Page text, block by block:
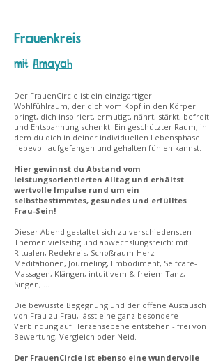
Frauenkreis
mit Amayah
Der FrauenCircle ist ein einzigartiger
Wohlfühlraum, der dich vom Kopf in den Körper
bringt, dich inspiriert, ermutigt, nährt, stärkt, befreit
und Entspannung schenkt. Ein geschützter Raum, in
dem du dich in deiner individuellen Lebensphase
liebevoll aufgefangen und gehalten fühlen kannst.
Hier gewinnst du Abstand vom
leistungsorientierten Alltag und erhältst
wertvolle Impulse rund um ein
selbstbestimmtes, gesundes und erfülltes
Frau-Sein!
Dieser Abend gestaltet sich zu verschiedensten
Themen vielseitig und abwechslungsreich: mit
Ritualen, Redekreis, Schoßraum-Herz-
Meditationen, Journeling, Embodiment, Selfcare-
Massagen, Klängen, intuitivem & freiem Tanz,
Singen, ...
Die bewusste Begegnung und der offene Austausch
von Frau zu Frau, lässt eine ganz besondere
Verbindung auf Herzensebene entstehen - frei von
Bewertung, Vergleich oder Neid.
Der FrauenCircle ist ebenso eine wundervolle